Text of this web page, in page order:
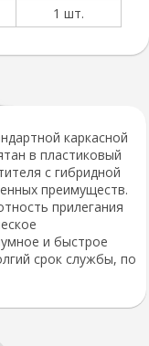
1 шт.
каркасной
в пластиковый
с гибридной
преимуществ.
прилегания
и быстрое
срок службы, по